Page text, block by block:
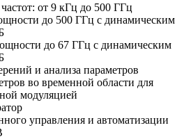
от 9 кГц до 500 ГГц
до 500 ГГц с динамическим
до 67 ГГц с динамическим
и анализа параметров
во временной области для
модуляцией
управления и автоматизации